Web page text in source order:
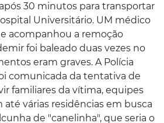
30 minutos para transportar
Universitário. UM médico
acompanhou a remoção
foi baleado duas vezes no
eram graves. A Polícia
comunicada da tentativa de
familiares da vítima, equipes
até várias residências em busca
de "canelinha", que seria o